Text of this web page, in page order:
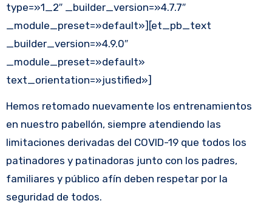
type=»1_2″ _builder_version=»4.7.7″
_module_preset=»default»][et_pb_text
_builder_version=»4.9.0″
_module_preset=»default»
text_orientation=»justified»]
Hemos retomado nuevamente los entrenamientos
en nuestro pabellón, siempre atendiendo las
limitaciones derivadas del COVID-19 que todos los
patinadores y patinadoras junto con los padres,
familiares y público afín deben respetar por la
seguridad de todos.